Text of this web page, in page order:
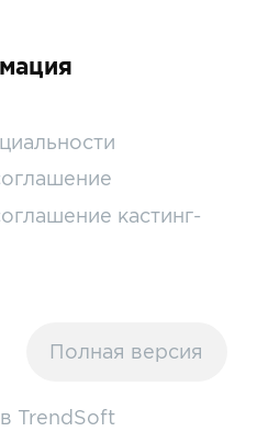
кастинг-
Полная версия
TrendSoft